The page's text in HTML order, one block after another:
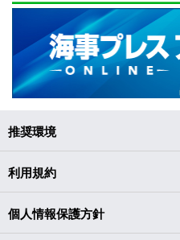
推奨環境
利用規約
個人情報保護方針